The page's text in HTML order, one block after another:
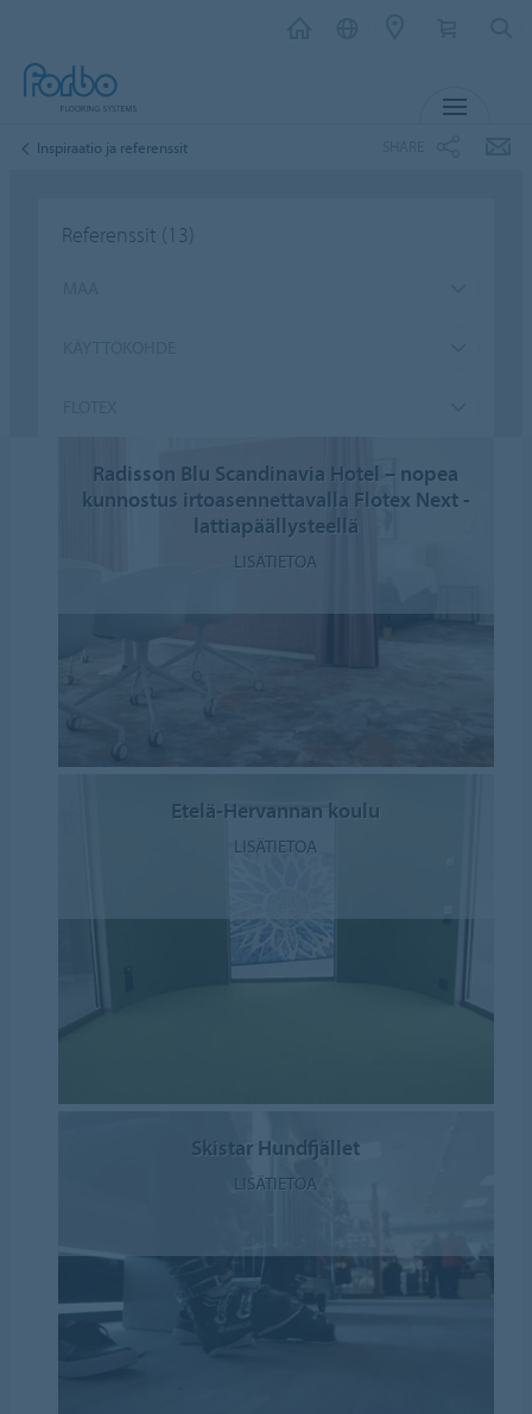
Inspiraatio ja referenssit
Referenssit (13)
Radisson Blu Scandinavia Hotel – nopea
kunnostus irtoasennettavalla Flotex Next -
lattiapäällysteellä
LISÄTIETOA
Etelä-Hervannan koulu
LISÄTIETOA
Skistar Hundfjället
LISÄTIETOA